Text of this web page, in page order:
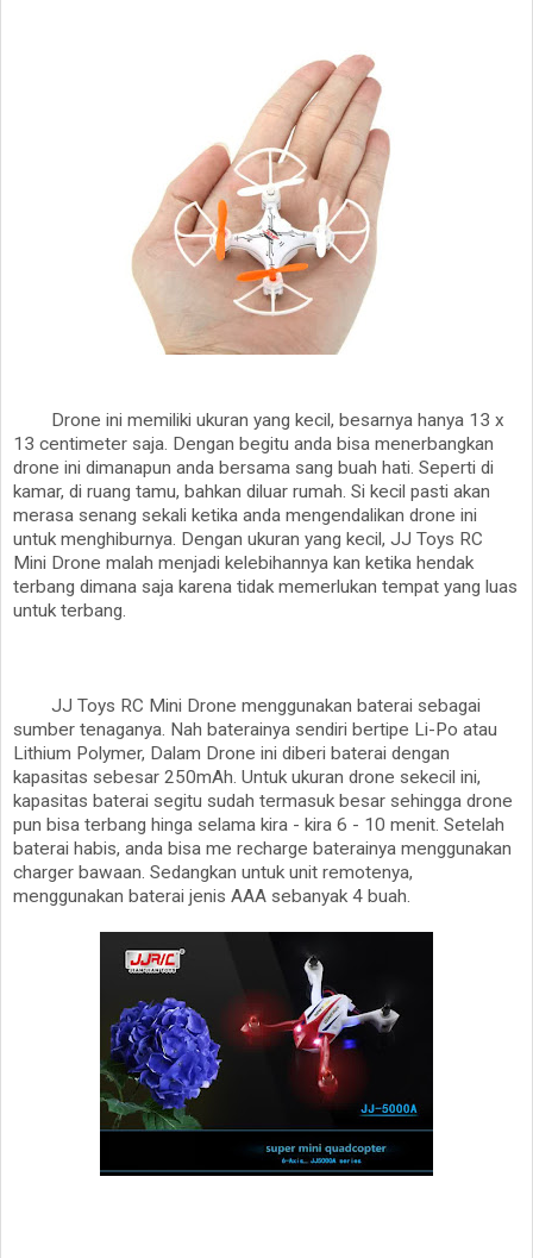
Drone ini memiliki ukuran yang kecil, besarnya hanya 13 x
13 centimeter saja. Dengan begitu anda bisa menerbangkan
drone ini dimanapun anda bersama sang buah hati. Seperti di
kamar, di ruang tamu, bahkan diluar rumah. Si kecil pasti akan
merasa senang sekali ketika anda mengendalikan drone ini
untuk menghiburnya. Dengan ukuran yang kecil, JJ Toys RC
Mini Drone malah menjadi kelebihannya kan ketika hendak
terbang dimana saja karena tidak memerlukan tempat yang luas
untuk terbang.
JJ Toys RC Mini Drone menggunakan baterai sebagai
sumber tenaganya. Nah baterainya sendiri bertipe Li-Po atau
Lithium Polymer, Dalam Drone ini diberi baterai dengan
kapasitas sebesar 250mAh. Untuk ukuran drone sekecil ini,
kapasitas baterai segitu sudah termasuk besar sehingga drone
pun bisa terbang hinga selama kira - kira 6 - 10 menit. Setelah
baterai habis, anda bisa me recharge baterainya menggunakan
charger bawaan. Sedangkan untuk unit remotenya,
menggunakan baterai jenis AAA sebanyak 4 buah.